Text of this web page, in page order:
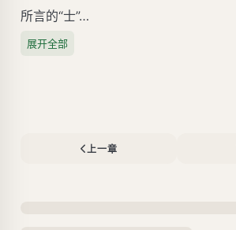
所言的“士”…
展开全部
上一章